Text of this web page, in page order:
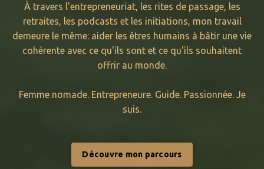
À travers l'entrepreneuriat, les rites de passage, les
retraites, les podcasts et les initiations, mon travail
demeure le même: aider les êtres humains à bâtir une vie
cohérente avec ce qu'ils sont et ce qu'ils souhaitent
offrir au monde.
Femme nomade. Entrepreneure. Guide. Passionnée. Je
suis.
Découvre mon parcours